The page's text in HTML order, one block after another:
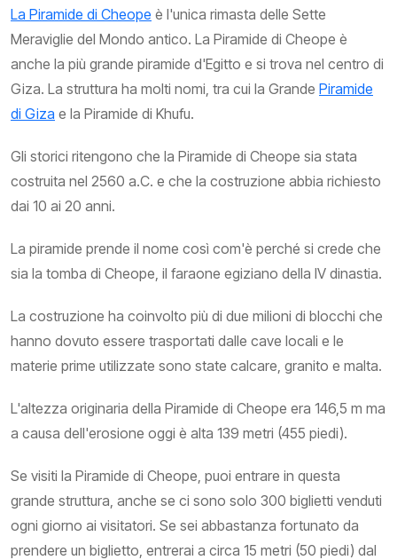
La Piramide di Cheope è l'unica rimasta delle Sette
Meraviglie del Mondo antico. La Piramide di Cheope è
anche la più grande piramide d'Egitto e si trova nel centro di
Giza. La struttura ha molti nomi, tra cui la Grande Piramide
di Giza e la Piramide di Khufu.
Gli storici ritengono che la Piramide di Cheope sia stata
costruita nel 2560 a.C. e che la costruzione abbia richiesto
dai 10 ai 20 anni.
La piramide prende il nome così com'è perché si crede che
sia la tomba di Cheope, il faraone egiziano della IV dinastia.
La costruzione ha coinvolto più di due milioni di blocchi che
hanno dovuto essere trasportati dalle cave locali e le
materie prime utilizzate sono state calcare, granito e malta.
L'altezza originaria della Piramide di Cheope era 146,5 m ma
a causa dell'erosione oggi è alta 139 metri (455 piedi).
Se visiti la Piramide di Cheope, puoi entrare in questa
grande struttura, anche se ci sono solo 300 biglietti venduti
ogni giorno ai visitatori. Se sei abbastanza fortunato da
prendere un biglietto, entrerai a circa 15 metri (50 piedi) dal